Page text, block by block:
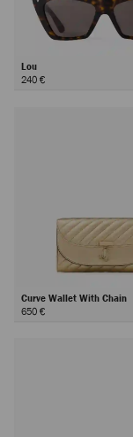
Lou
240 €
Curve Wallet With Chain
650 €